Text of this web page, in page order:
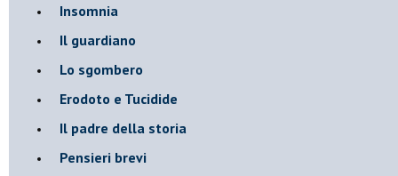
Insomnia
Il guardiano
Lo sgombero
Erodoto e Tucidide
Il padre della storia
Pensieri brevi